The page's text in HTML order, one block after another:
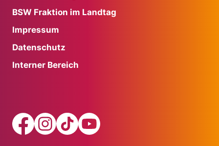
BSW Fraktion im Landtag
Impressum
Datenschutz
Interner Bereich